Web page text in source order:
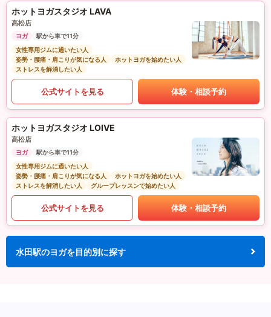
ホットヨガスタジオ LAVA
高松店
ヨガ
駅から車で11分
女性専用ジムに通いたい人
姿勢・腰痛・肩こりが気になる人
ホットヨガを始めたい人
ストレスを解消したい人
公式サイトを見る 体験・相談予約
ホットヨガスタジオ LOIVE
高松店
ヨガ
駅から車で11分
女性専用ジムに通いたい人
姿勢・腰痛・肩こりが気になる人
ホットヨガを始めたい人
ストレスを解消したい人
グループレッスンで始めたい人
公式サイトを見る 体験・相談予約
水田駅のヨガを目的別に探す